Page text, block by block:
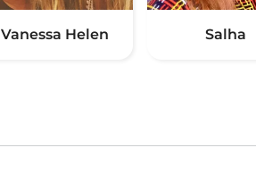
Salha
Vanessa Helen